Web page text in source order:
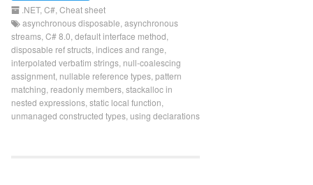
.NET, C# Cheat sheet
asynchronous disposable asynchronous
streams C# 8.0 default interface method
disposable ref structs indices and range
interpolated verbatim strings null-coalescing
assignment nullable reference types pattern
matching readonly members stackalloc in
nested expressions static local function
unmanaged constructed types using declarations